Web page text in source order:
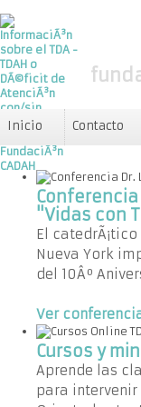
Inicio Contacto
"Vidas con
El
Nueva York
del 10Âº
Ver
Cursos y
Aprende las
para intervenir